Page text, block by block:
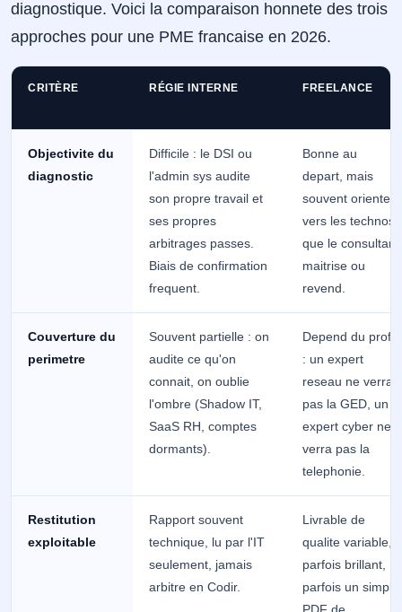
diagnostique. Voici la comparaison honnete des trois
approches pour une PME francaise en 2026.
CRITÈRE RÉGIE INTERNE FREELANCE
Objectivite du
diagnostic
Difficile : le DSI ou
l'admin sys audite
son propre travail et
ses propres
arbitrages passes.
Biais de confirmation
frequent.
Bonne au
depart, mais
souvent oriente
vers les technos
que le consultant
maitrise ou
revend.
Couverture du
perimetre
Souvent partielle : on
audite ce qu'on
connait, on oublie
l'ombre (Shadow IT,
SaaS RH, comptes
dormants).
Depend du profil
: un expert
reseau ne verra
pas la GED, un
expert cyber ne
verra pas la
telephonie.
Restitution
exploitable
Rapport souvent
technique, lu par l'IT
seulement, jamais
arbitre en Codir.
Livrable de
qualite variable,
parfois brillant,
parfois un simple